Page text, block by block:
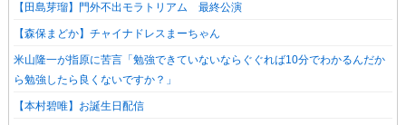
【田島芽瑠】門外不出モラトリアム 最終公演
【森保まどか】チャイナドレスまーちゃん
米山隆一が指原に苦言「勉強できていないならぐぐれば10分でわかるんだか
ら勉強したら良くないですか？」
【本村碧唯】お誕生日配信